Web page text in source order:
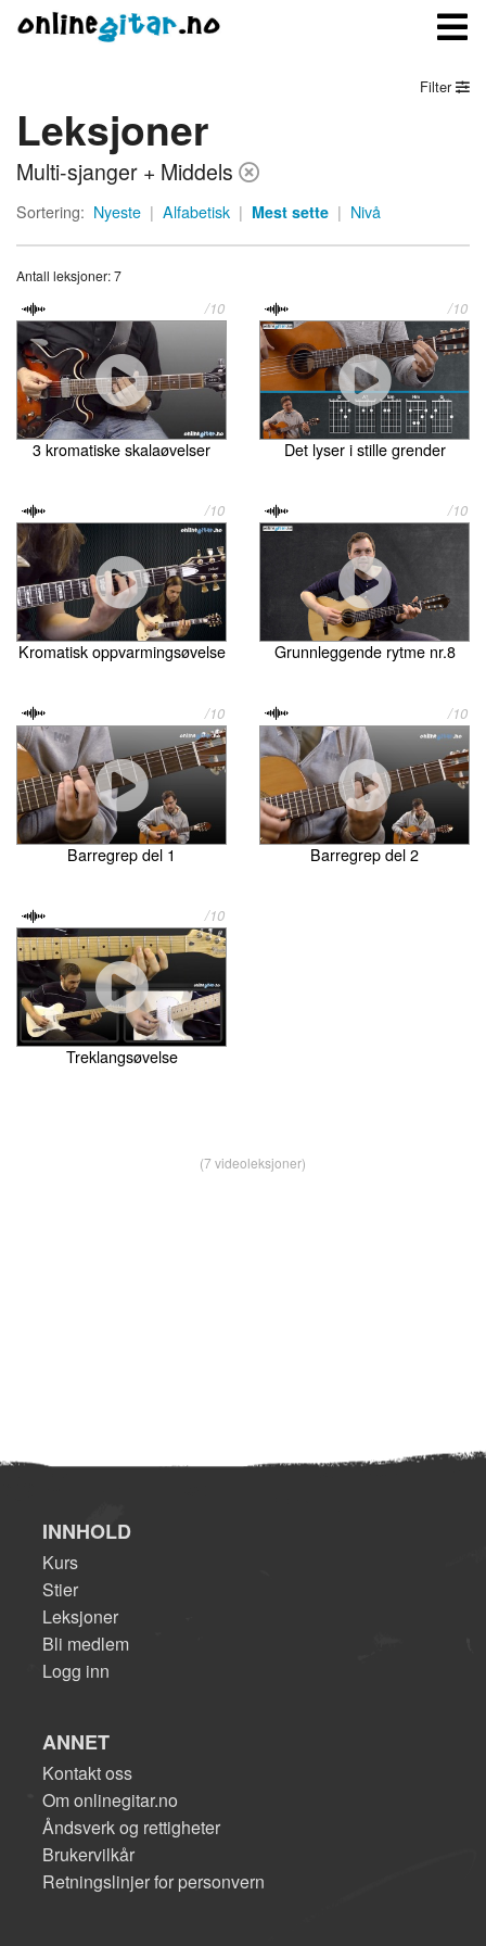
Meny
Logg inn
Kontakt oss
Om onlinegitar.no
Filter
Leksjoner
Multi-sjanger + Middels
Sortering: Nyeste | Alfabetisk | Mest sette | Nivå
Antall leksjoner: 7
/10
3 kromatiske skalaøvelser
/10
Det lyser i stille grender
/10
Kromatisk oppvarmingsøvelse
/10
Grunnleggende rytme nr.8
/10
Barregrep del 1
/10
Barregrep del 2
/10
Treklangsøvelse
(7 videoleksjoner)
INNHOLD
Kurs
Stier
Leksjoner
Bli medlem
Logg inn
ANNET
Kontakt oss
Om onlinegitar.no
Åndsverk og rettigheter
Brukervilkår
Retningslinjer for personvern